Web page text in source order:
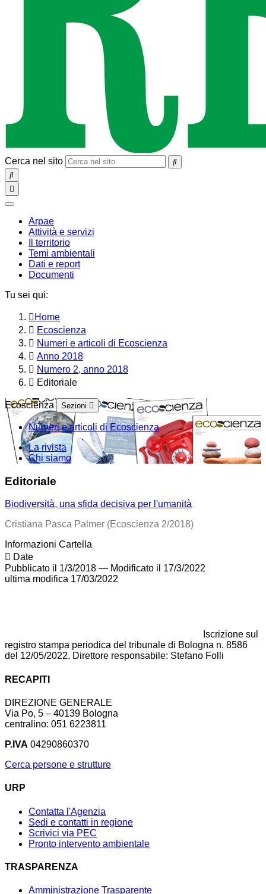
Cerca nel sito
SEARCH
Toggle
navigation
chiudi
Arpae
Attività e servizi
Il territorio
Temi ambientali
Dati e report
Documenti
Tu sei qui:
Home
Ecoscienza
Numeri e articoli di Ecoscienza
Anno 2018
Numero 2, anno 2018
Editoriale
Ecoscienza Sezioni
Numeri e articoli di Ecoscienza
La rivista
Chi siamo
Editoriale
Biodiversità, una sfida decisiva per l'umanità
Cristiana Pasca Palmer (Ecoscienza 2/2018)
Informazioni Cartella
Date
Pubblicato il 1/3/2018 — Modificato il 17/3/2022
ultima modifica 17/03/2022
Iscrizione sul
registro stampa periodica del tribunale di Bologna n. 8586
del 12/05/2022. Direttore responsabile: Stefano Folli
RECAPITI
DIREZIONE GENERALE
Via Po, 5 – 40139 Bologna
centralino: 051 6223811
P.IVA 04290860370
Cerca persone e strutture
URP
Contatta l'Agenzia
Sedi e contatti in regione
Scrivici via PEC
Pronto intervento ambientale
TRASPARENZA
Amministrazione Trasparente